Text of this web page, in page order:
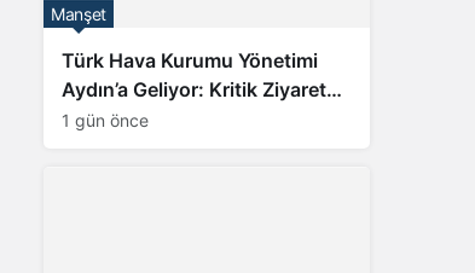
Türk Hava Kurumu Yönetimi
Aydın’a Geliyor: Kritik Ziyaret
Programı
1 gün önce
Manşet